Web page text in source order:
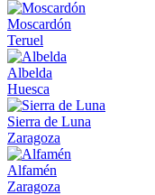
Moscardón
Teruel
Albelda
Huesca
Sierra de Luna
Zaragoza
Alfamén
Zaragoza